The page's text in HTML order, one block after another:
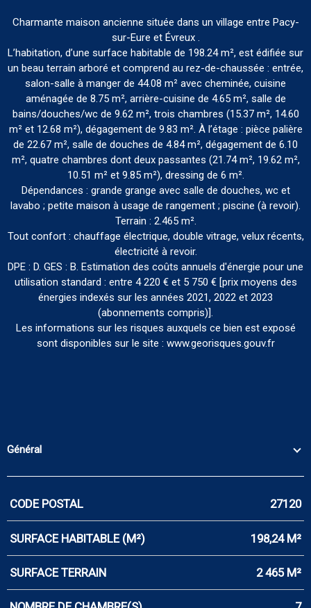
Charmante maison ancienne située dans un village entre Pacy-
sur-Eure et Évreux .
L’habitation, d’une surface habitable de 198.24 m², est édifiée sur
un beau terrain arboré et comprend au rez-de-chaussée : entrée,
salon-salle à manger de 44.08 m² avec cheminée, cuisine
aménagée de 8.75 m², arrière-cuisine de 4.65 m², salle de
bains/douches/wc de 9.62 m², trois chambres (15.37 m², 14.60
m² et 12.68 m²), dégagement de 9.83 m². À l’étage : pièce palière
de 22.67 m², salle de douches de 4.84 m², dégagement de 6.10
m², quatre chambres dont deux passantes (21.74 m², 19.62 m²,
10.51 m² et 9.85 m²), dressing de 6 m².
Dépendances : grande grange avec salle de douches, wc et
lavabo ; petite maison à usage de rangement ; piscine (à revoir).
Terrain : 2.465 m².
Tout confort : chauffage électrique, double vitrage, velux récents,
électricité à revoir.
DPE : D. GES : B. Estimation des coûts annuels d'énergie pour une
utilisation standard : entre 4 220 € et 5 750 € [prix moyens des
énergies indexés sur les années 2021, 2022 et 2023
(abonnements compris)].
Les informations sur les risques auxquels ce bien est exposé
sont disponibles sur le site : www.georisques.gouv.fr
Général
Caractérisque Valeurs
CODE POSTAL 27120
SURFACE HABITABLE (M²) 198,24 M²
SURFACE TERRAIN 2 465 M²